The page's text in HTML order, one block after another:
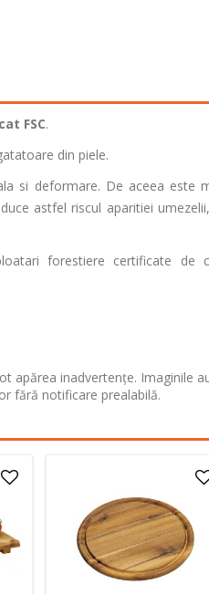
FSC.
din piele.
si deformare. De aceea este
astfel riscul aparitiei
forestiere certificate de
apărea inadvertențe. Imaginile
fără notificare prealabilă.